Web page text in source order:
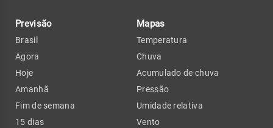
Previsão
Brasil
Agora
Hoje
Amanhã
Fim de semana
15 dias
Mapas
Temperatura
Chuva
Acumulado de chuva
Pressão
Umidade relativa
Vento